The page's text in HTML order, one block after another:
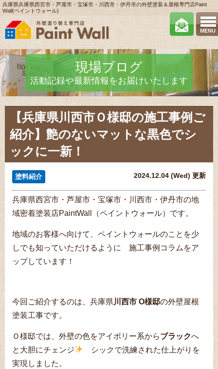
MENU
兵庫県兵庫県西宮市・芦屋市・宝塚市・川西市・伊丹市の外壁塗装＆屋根専門店Paint
Wall(ペイントウォール)
現場ブログ
活動記録や最新情報をお届けいたします
【兵庫県川西市Ｏ様邸の施工事例ご
紹介】艶のないマットな黒色でシ
ックに一新！
塗料紹介 2024.12.04 (Wed) 更新
兵庫県西宮市・芦屋市・宝塚市・川西市・伊丹市の地
域密着塗装店PaintWall（ペイントウォール）です。
地域のお客様へ向けて、ペイントウォールのことを少
しでも知っていただけるように 施工事例コラムをア
ップしています！
今回ご紹介するのは、兵庫県 川西市 O様邸の外壁屋根
塗装工事です。
Ｏ様邸では、外壁の色をアイボリー系からブラックへ
と大胆にチェンジ
シックで洗練された仕上がりを
実現しました。